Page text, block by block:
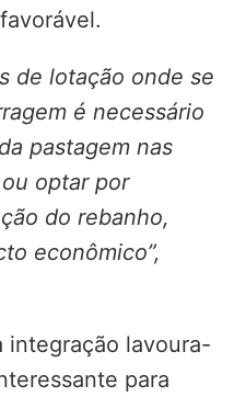
de lotação onde se
é necessário
pastagem nas
optar por
do rebanho,
econômico”,
integração lavoura-
para